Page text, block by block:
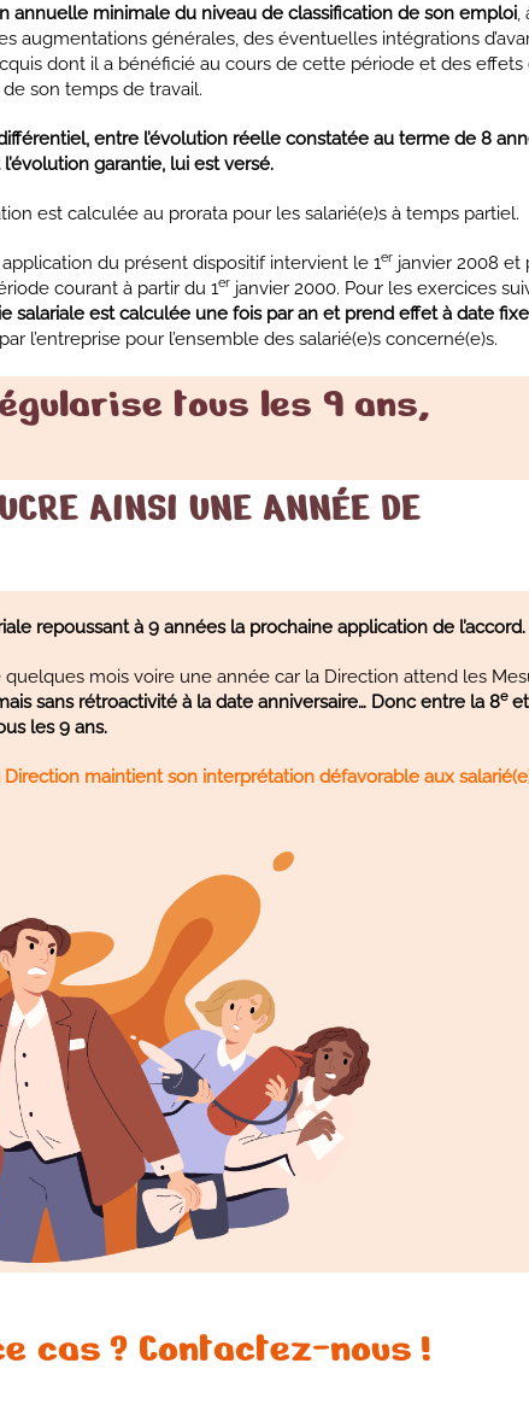
annuelle minimale du niveau de classification de son emploi
augmentations générales, des éventuelles intégrations
dont il a bénéficié au cours de cette période et des effets
son temps de travail.
entre l’évolution réelle constatée au terme de 8
garantie, lui est versé.
est calculée au prorata pour les salarié(e)s à temps partiel.
du présent dispositif intervient le 1er janvier 2008 et
courant à partir du 1er janvier 2000. Pour les exercices
salariale est calculée une fois par an et prend effet à date fixe
par l’entreprise pour l’ensemble des salarié(e)s concerné(e)s.
tous les 9 ans,
AINSI UNE ANNÉE DE
repoussant à 9 années la prochaine application de l’accord.
mois voire une année car la Direction attend les
sans rétroactivité à la date anniversaire… Donc entre la 8eet
les 9 ans.
maintient son interprétation défavorable aux
cas ? Contactez-nous !